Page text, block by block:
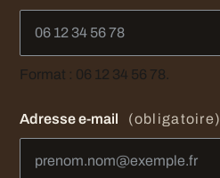
Format : 06 12 34 56 78.
Adresse e-mail (obligatoire)